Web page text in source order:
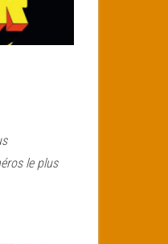
le plus